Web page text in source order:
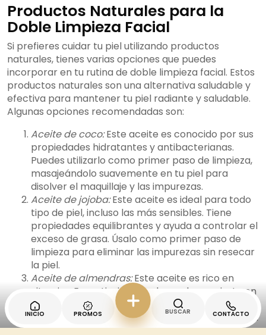
Productos Naturales para la
Doble Limpieza Facial
Si prefieres cuidar tu piel utilizando productos
naturales, tienes varias opciones que puedes
incorporar en tu rutina de doble limpieza facial. Estos
productos naturales son una alternativa saludable y
efectiva para mantener tu piel radiante y saludable.
Algunas opciones recomendadas son:
Aceite de coco:Este aceite es conocido por sus
propiedades hidratantes y antibacterianas.
Puedes utilizarlo como primer paso de limpieza,
masajeándolo suavemente en tu piel para
disolver el maquillaje y las impurezas.
Aceite de jojoba:Este aceite es ideal para todo
tipo de piel, incluso las más sensibles. Tiene
propiedades equilibrantes y ayuda a controlar el
exceso de grasa. Úsalo como primer paso de
limpieza para eliminar las impurezas sin resecar
la piel.
Aceite de almendras:Este aceite es rico en
vitamina E y antioxidantes, lo que lo convierte en
una excelente opción para nutrir y suavizar la
piel. Utilízalo como primer paso de limpieza para
eliminar suavemente el maquillaje y las
INICIO PROMOS BUSCAR CONTACTO